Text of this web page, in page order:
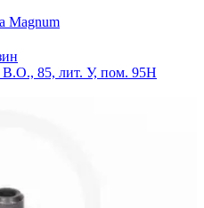
Magnum
В.О., 85, лит. У, пом. 95Н